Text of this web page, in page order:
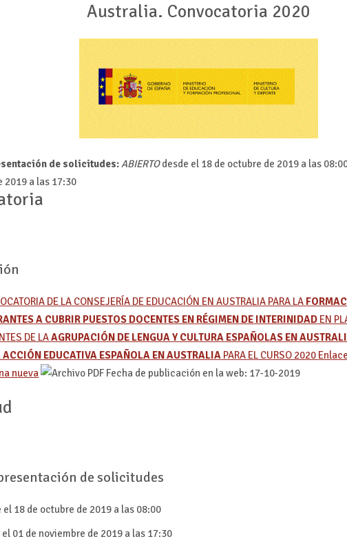
Australia. Convocatoria 2020
de solicitudes:ABIERTOdesde el 18 de octubre de 2019 a las
2019 a las 17:30
DE LA CONSEJERÍA DE EDUCACIÓN EN AUSTRALIA PARA LA
A CUBRIR PUESTOS DOCENTES EN RÉGIMEN DE INTERINIDAD EN
DE LAAGRUPACIÓN DE LENGUA Y CULTURA ESPAÑOLAS EN
ACCIÓN EDUCATIVA ESPAÑOLA EN AUSTRALIA PARA EL CURSO 2020
nueva
Fecha de publicación en la web: 17-10-2019
de solicitudes
el 18 de octubre de 2019 a las 08:00
el 01 de noviembre de 2019 a las 17:30